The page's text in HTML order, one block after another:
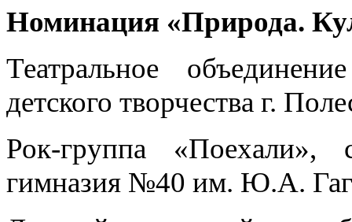
Номинация «Природа.
Театральное
детского творчества г.
Рок-группа
гимназия №40 им. Ю.А.